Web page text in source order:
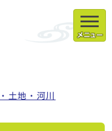
メニュー
土地・河川